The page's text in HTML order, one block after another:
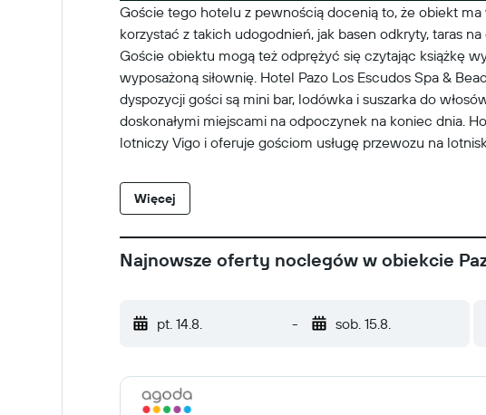
Goście tego hotelu z pewnością docenią to, że obiekt
korzystać z takich udogodnień, jak basen odkryty, taras
Goście obiektu mogą też odprężyć się czytając książkę
wyposażoną siłownię. Hotel Pazo Los Escudos Spa &
dyspozycji gości są mini bar, lodówka i suszarka do
doskonałymi miejscami na odpoczynek na koniec dnia.
lotniczy Vigo i oferuje gościom usługę przewozu na
Więcej
Najnowsze oferty noclegów w obiekcie
pt. 14.8. - sob. 15.8.